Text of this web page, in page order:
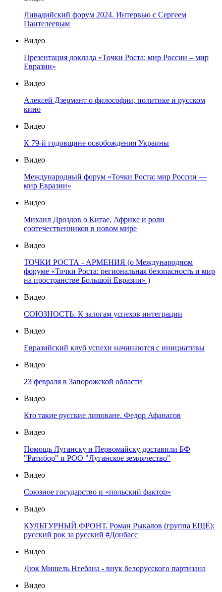
Ливадийский форум 2024. Интервью с Сергеем
Пантелеевым
Видео
Презентация доклада «Точки Роста: мир России – мир
Евразии»
Видео
Алексей Дзермант о философии, политике и русском
кино
Видео
К 79-й годовщине освобождения Украины
Видео
Международный форум «Точки Роста: мир России —
мир Евразии»
Видео
Михаил Дроздов о Китае, Африке и роли
соотечественников в новом мире
Видео
ТОЧКИ РОСТА - АРМЕНИЯ (о Международном
форуме «Точки Роста: региональная безопасность и мир
на пространстве Большой Евразии» )
Видео
СОЮЗНОСТЬ. К залогам успехов интеграции
Видео
Евразийский клуб успехи начинаются с инициативы
Видео
23 февраля в Запорожской области
Видео
Кто такие русские липоване. Федор Афанасов
Видео
Помощь Луганску и Первомайску доставили БФ
"Ратибор" и РОО "Луганское землячество"
Видео
Союзное государство и «польский фактор»
Видео
КУЛЬТУРНЫЙ ФРОНТ. Роман Рыкалов (группа ЕЩЁ):
русский рок за русский #Донбасс
Видео
Дюк Мишель Нгебана - внук белорусского партизана
Видео